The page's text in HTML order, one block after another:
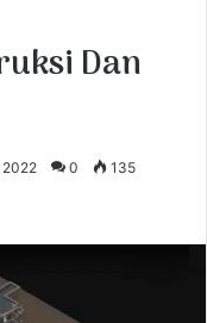
Dan
2022 0 135